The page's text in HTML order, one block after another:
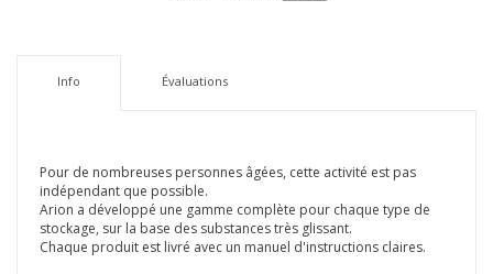
Info Évaluations
Pour de nombreuses personnes âgées, cette activité est pas
indépendant que possible.
Arion a développé une gamme complète pour chaque type de
stockage, sur la base des substances très glissant.
Chaque produit est livré avec un manuel d'instructions claires.